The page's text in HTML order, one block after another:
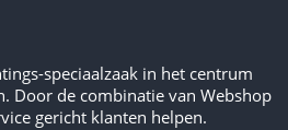
speciaalzaak in het centrum
Door de combinatie van Webshop
gericht klanten helpen.